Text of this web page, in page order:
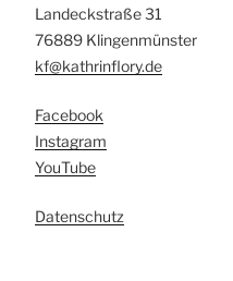
Landeckstraße 31
76889 Klingenmünster
kf@kathrinflory.de
Facebook
Instagram
YouTube
Datenschutz